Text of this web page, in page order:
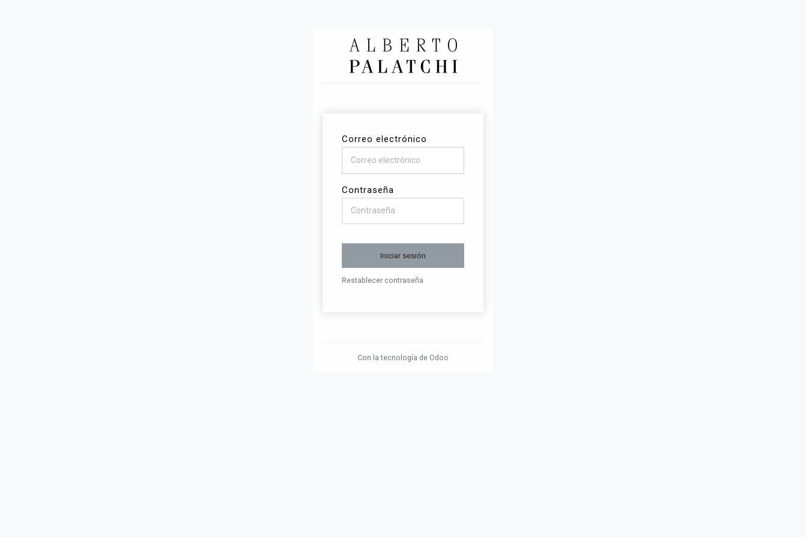
Correo electrónico
Contraseña
Iniciar sesión
Restablecer contraseña
Con la tecnología de Odoo